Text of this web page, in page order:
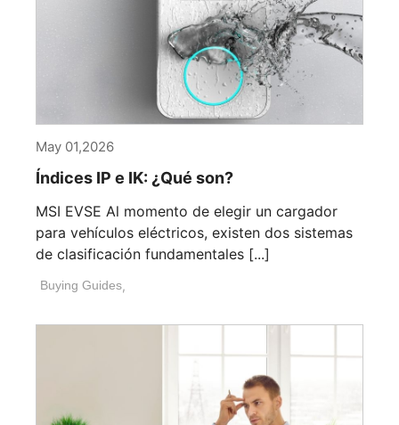
May 01,2026
Índices IP e IK: ¿Qué son?
MSI EVSE Al momento de elegir un cargador
para vehículos eléctricos, existen dos sistemas
de clasificación fundamentales [...]
Buying Guides,